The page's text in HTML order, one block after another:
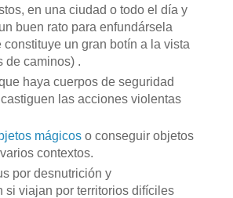
en una ciudad o todo el día y
buen rato para enfundársela
constituye un gran botín a la vista
de caminos) .
haya cuerpos de seguridad
las acciones violentas
mágicoso conseguir objetos
contextos.
por desnutrición y
si viajan por territorios difíciles